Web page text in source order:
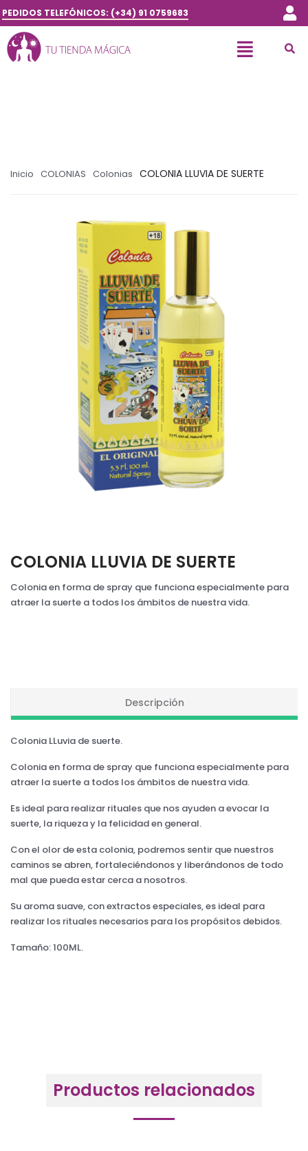
PEDIDOS TELEFÓNICOS: (+34) 91 0759683
Inicio COLONIAS Colonias COLONIA LLUVIA DE SUERTE
COLONIA LLUVIA DE SUERTE
Colonia en forma de spray que funciona especialmente para
atraer la suerte a todos los ámbitos de nuestra vida.
Descripción
Colonia LLuvia de suerte.
Colonia en forma de spray que funciona especialmente para
atraer la suerte a todos los ámbitos de nuestra vida.
Es ideal para realizar rituales que nos ayuden a evocar la
suerte, la riqueza y la felicidad en general.
Con el olor de esta colonia, podremos sentir que nuestros
caminos se abren, fortaleciéndonos y liberándonos de todo
mal que pueda estar cerca a nosotros.
Su aroma suave, con extractos especiales, es ideal para
realizar los rituales necesarios para los propósitos debidos.
Tamaño: 100ML.
Productos relacionados